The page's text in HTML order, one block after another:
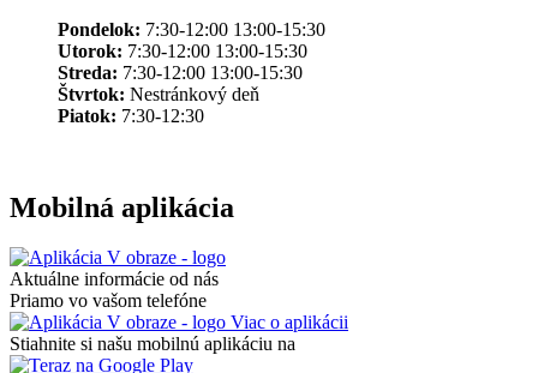
Pondelok: 7:30-12:00 13:00-15:30
Utorok: 7:30-12:00 13:00-15:30
Streda: 7:30-12:00 13:00-15:30
Štvrtok: Nestránkový deň
Piatok: 7:30-12:30
Mobilná aplikácia
Aktuálne informácie od nás
Priamo vo vašom telefóne
Viac o aplikácii
Stiahnite si našu mobilnú aplikáciu na